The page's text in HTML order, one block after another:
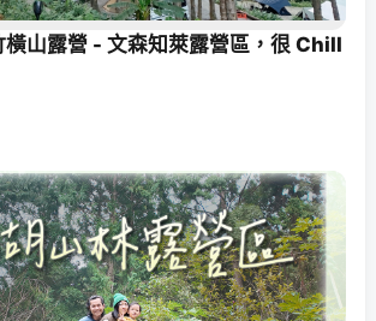
山露營 - 文森知萊露營區，很 Chill